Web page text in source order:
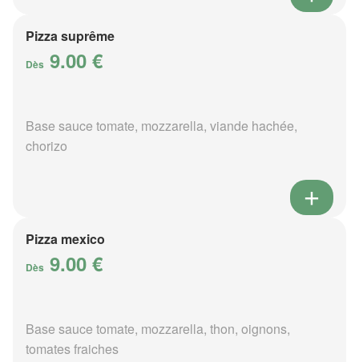
Pizza suprême
Dès 9.00 €
Base sauce tomate, mozzarella, viande hachée,
chorizo
Pizza mexico
Dès 9.00 €
Base sauce tomate, mozzarella, thon, oignons,
tomates fraiches